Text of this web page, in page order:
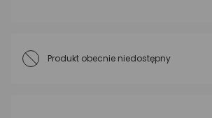
Produkt obecnie niedostępny